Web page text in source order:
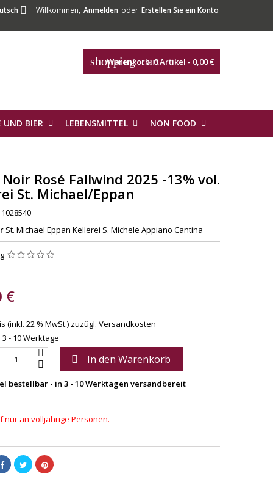
Willkommen, Anmelden oder Erstellen Sie ein Konto

shopping_cart
Warenkorb:0Artikel - 0,00 €
UND BIER LEBENSMITTEL NON FOOD
Rosé Fallwind 2025 -13% vol.
St. Michael/Eppan
1028540
St. Michael Eppan Kellerei S. Michele Appiano Cantina
€
(inkl. 22 % MwSt.) zuzügl. Versandkosten
- 10 Werktage
 In den Warenkorb
bestellbar - in 3 - 10 Werktagen versandbereit
nur an volljährige Personen.